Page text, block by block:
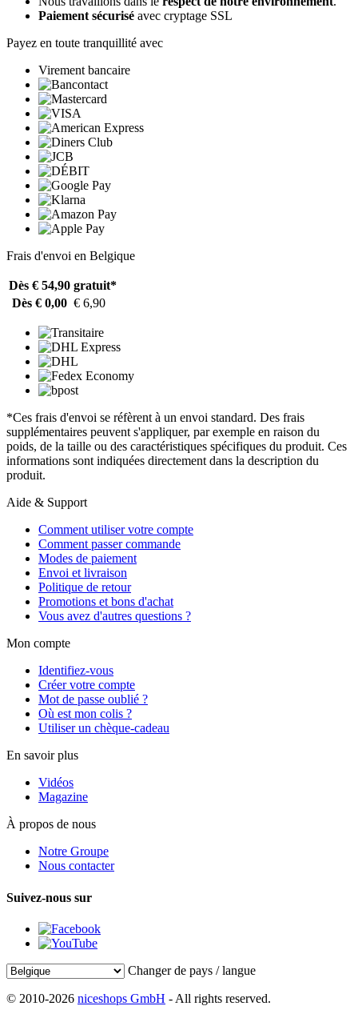
Paiement sécurisé avec cryptage SSL
Payez en toute tranquillité avec
Virement bancaire
Frais d'envoi en Belgique
Dès € 54,90 gratuit*
Dès € 0,00 € 6,90
*Ces frais d'envoi se réfèrent à un envoi standard. Des frais
supplémentaires peuvent s'appliquer, par exemple en raison du
poids, de la taille ou des caractéristiques spécifiques du produit. Ces
informations sont indiquées directement dans la description du
produit.
Aide & Support
Comment utiliser votre compte
Comment passer commande
Modes de paiement
Envoi et livraison
Politique de retour
Promotions et bons d'achat
Vous avez d'autres questions ?
Mon compte
Identifiez-vous
Créer votre compte
Mot de passe oublié ?
Où est mon colis ?
Utiliser un chèque-cadeau
En savoir plus
Vidéos
Magazine
À propos de nous
Notre Groupe
Nous contacter
Suivez-nous sur
Changer de pays / langue
© 2010-2026 niceshops GmbH - All rights reserved.